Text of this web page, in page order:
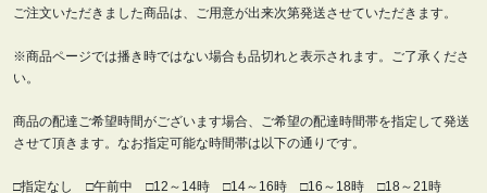
ご注文いただきました商品は、ご用意が出来次第発送させていただきます。
※商品ページでは播き時ではない場合も品切れと表示されます。ご了承くださ
い。
商品の配達ご希望時間がございます場合、ご希望の配達時間帯を指定して発送
させて頂きます。なお指定可能な時間帯は以下の通りです。
□指定なし □午前中 □12～14時 □14～16時 □16～18時 □18～21時